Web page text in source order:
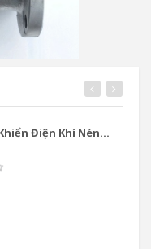
Điện Khí Nén...